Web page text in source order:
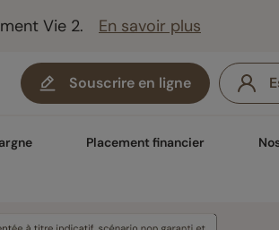
Vie 2. En savoir plus
Souscrire en ligne
Placement financier